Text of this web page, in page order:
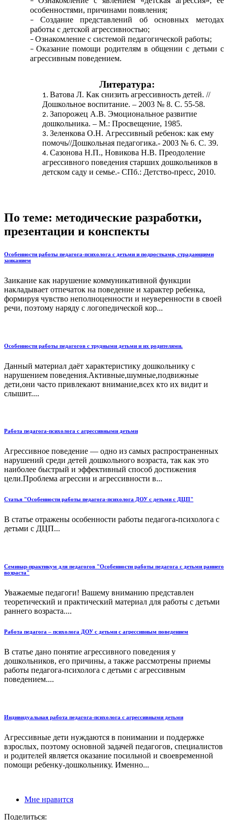
особенностями, причинами появления;
Создание представлений об основных методах
работы с детской агрессивностью;
Ознакомление с системой педагогической работы;
Оказание помощи родителям в общении с детьми с
агрессивным поведением.
Литература:
Ватова Л. Как снизить агрессивность детей. //
Дошкольное воспитание. – 2003 № 8. С. 55-58.
Запорожец А.В. Эмоциональное развитие
дошкольника. – М.: Просвещение, 1985.
Зеленкова О.Н. Агрессивный ребенок: как ему
помочь//Дошкольная педагогика.- 2003 № 6. С. 39.
Сазонова Н.П., Новикова Н.В. Преодоление
агрессивного поведения старших дошкольников в
детском саду и семье.- СПб.: Детство-пресс, 2010.
По теме: методические разработки,
презентации и конспекты
Особенности работы педагога-психолога с детьми и подростками, страдающими
заиканием
Заикание как нарушение коммуникативной функции
накладывает отпечаток на поведение и характер ребенка,
формируя чувство неполноценности и неуверенности в своей
речи, поэтому наряду с логопедической кор...
Особенности работы педагогов с трудными детьми и их родителями.
Данный материал даёт характеристику дошкольнику с
нарушением поведения.Активные,шумные,подвижные
дети,они часто привлекают внимание,всех кто их видит и
слышит....
Работа педагога-психолога с агрессивными детьми
Агрессивное поведение — одно из самых распространенных
нарушений среди детей дошкольного возраста, так как это
наиболее быстрый и эффективный способ достижения
цели.Проблема агрессии и агрессивности в...
Статья "Особенности работы педагога-психолога ДОУ с детьми с ДЦП"
В статье отражены особенности работы педагога-психолога с
детьми с ДЦП...
Семинар-практикум для педагогов "Особенности работы педагога с детьми раннего
возраста"
Уважаемые педагоги! Вашему вниманию представлен
теоретический и практический материал для работы с детьми
раннего возраста....
Работа педагога – психолога ДОУ с детьми с агрессивным поведением
В статье дано понятие агрессивного поведения у
дошкольников, его причины, а также рассмотрены приемы
работы педагога-психолога с детьми с агрессивным
поведением....
Индивидуальная работа педагога-психолога с агрессивными детьми
Агрессивные дети нуждаются в понимании и поддержке
взрослых, поэтому основной задачей педагогов, специалистов
и родителей является оказание посильной и своевременной
помощи ребенку-дошкольнику. Именно...
Мне нравится
Поделиться: